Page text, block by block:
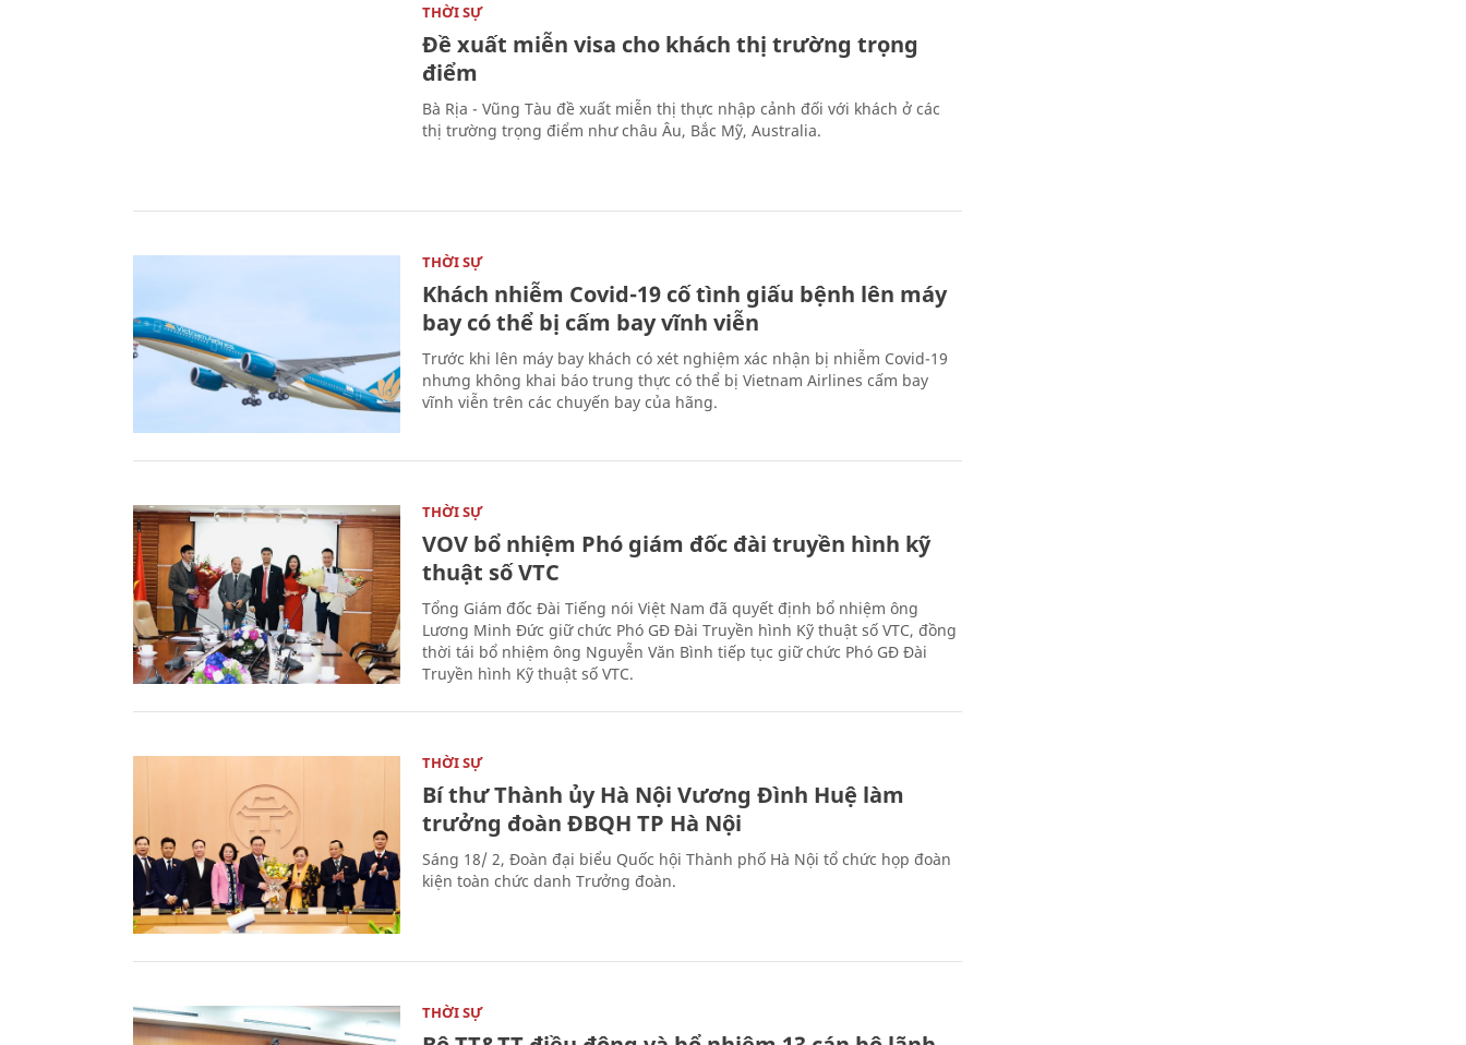
THỜI SỰ
Đề xuất miễn visa cho khách thị trường trọng
điểm
Bà Rịa - Vũng Tàu đề xuất miễn thị thực nhập cảnh đối với khách ở các
thị trường trọng điểm như châu Âu, Bắc Mỹ, Australia.
THỜI SỰ
Khách nhiễm Covid-19 cố tình giấu bệnh lên máy
bay có thể bị cấm bay vĩnh viễn
Trước khi lên máy bay khách có xét nghiệm xác nhận bị nhiễm Covid-19
nhưng không khai báo trung thực có thể bị Vietnam Airlines cấm bay
vĩnh viễn trên các chuyến bay của hãng.
THỜI SỰ
VOV bổ nhiệm Phó giám đốc đài truyền hình kỹ
thuật số VTC
Tổng Giám đốc Đài Tiếng nói Việt Nam đã quyết định bổ nhiệm ông
Lương Minh Đức giữ chức Phó GĐ Đài Truyền hình Kỹ thuật số VTC, đồng
thời tái bổ nhiệm ông Nguyễn Văn Bình tiếp tục giữ chức Phó GĐ Đài
Truyền hình Kỹ thuật số VTC.
THỜI SỰ
Bí thư Thành ủy Hà Nội Vương Đình Huệ làm
trưởng đoàn ĐBQH TP Hà Nội
Sáng 18/ 2, Đoàn đại biểu Quốc hội Thành phố Hà Nội tổ chức họp đoàn
kiện toàn chức danh Trưởng đoàn.
THỜI SỰ